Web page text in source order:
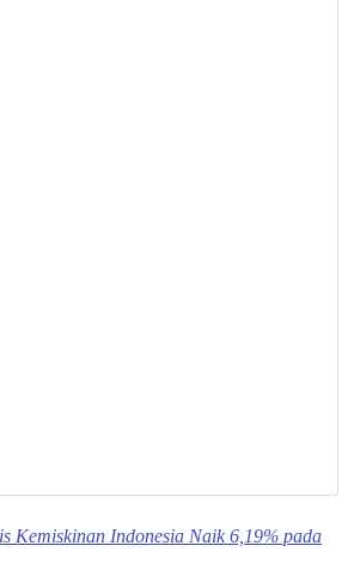
Kemiskinan Indonesia Naik 6,19% pada